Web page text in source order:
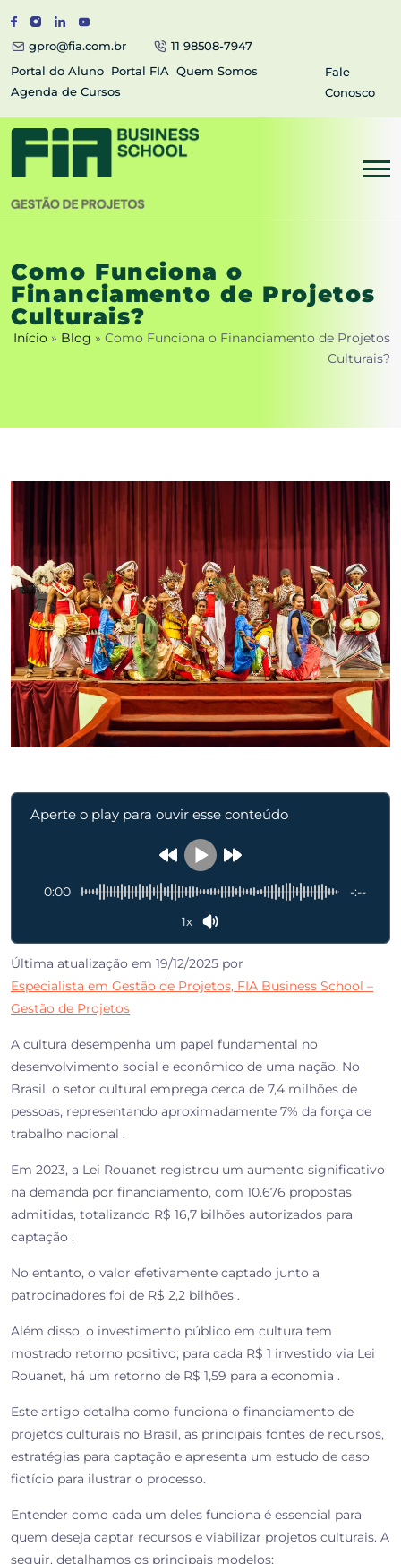
gpro@fia.com.br
11 98508-7947
Portal do Aluno Portal FIA Quem Somos
Agenda de Cursos
Fale
Conosco
Como Funciona o
Financiamento de Projetos
Culturais?
Início » Blog » Como Funciona o Financiamento de Projetos
Culturais?
Aperte o play para ouvir esse conteúdo
0:00 -:--
1x
Última atualização em 19/12/2025 por
Especialista em Gestão de Projetos, FIA Business School –
Gestão de Projetos
A cultura desempenha um papel fundamental no
desenvolvimento social e econômico de uma nação. No
Brasil, o setor cultural emprega cerca de 7,4 milhões de
pessoas, representando aproximadamente 7% da força de
trabalho nacional .
Em 2023, a Lei Rouanet registrou um aumento significativo
na demanda por financiamento, com 10.676 propostas
admitidas, totalizando R$ 16,7 bilhões autorizados para
captação .
No entanto, o valor efetivamente captado junto a
patrocinadores foi de R$ 2,2 bilhões .
Além disso, o investimento público em cultura tem
mostrado retorno positivo; para cada R$ 1 investido via Lei
Rouanet, há um retorno de R$ 1,59 para a economia .
Este artigo detalha como funciona o financiamento de
projetos culturais no Brasil, as principais fontes de recursos,
estratégias para captação e apresenta um estudo de caso
fictício para ilustrar o processo.
Entender como cada um deles funciona é essencial para
quem deseja captar recursos e viabilizar projetos culturais. A
seguir, detalhamos os principais modelos: